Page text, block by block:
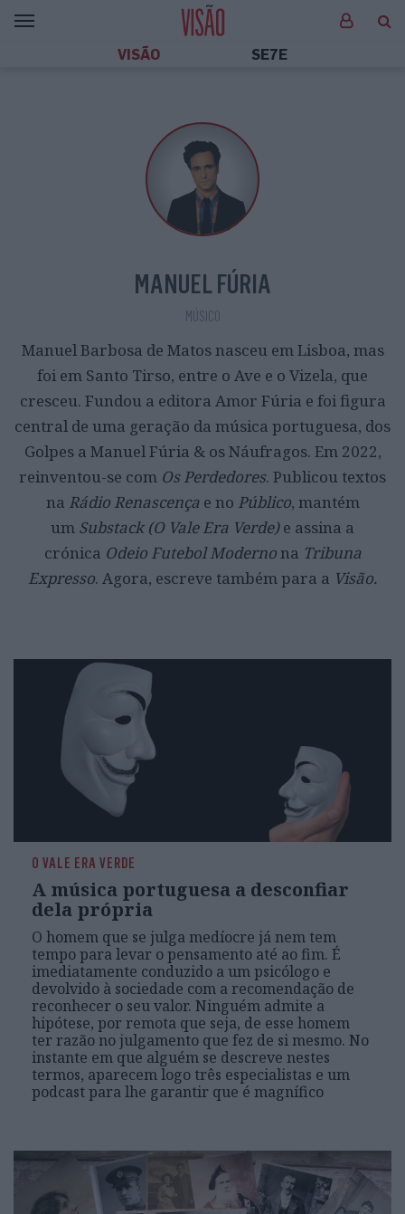
VISÃO SE7E
MANUEL FÚRIA
MÚSICO
Manuel Barbosa de Matos nasceu em Lisboa, mas
foi em Santo Tirso, entre o Ave e o Vizela, que
cresceu. Fundou a editora Amor Fúria e foi figura
central de uma geração da música portuguesa, dos
Golpes a Manuel Fúria & os Náufragos. Em 2022,
reinventou-se com Os Perdedores. Publicou textos
na Rádio Renascençae no Público, mantém
um Substack (O Vale Era Verde)e assina a
crónica Odeio Futebol Modernona Tribuna
Expresso. Agora, escreve também para a Visão.
O VALE ERA VERDE
A música portuguesa a desconfiar
dela própria
O homem que se julga medíocre já nem tem
tempo para levar o pensamento até ao fim. É
imediatamente conduzido a um psicólogo e
devolvido à sociedade com a recomendação de
reconhecer o seu valor. Ninguém admite a
hipótese, por remota que seja, de esse homem
ter razão no julgamento que fez de si mesmo. No
instante em que alguém se descreve nestes
termos, aparecem logo três especialistas e um
podcast para lhe garantir que é magnífico